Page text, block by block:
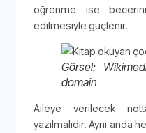
öğrenme ise
edilmesiyle güçlenir.
Görsel:
domain
Aileye verilecek
yazılmalıdır. Aynı anda